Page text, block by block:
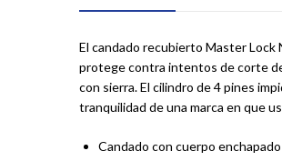
El candado recubierto Master Lock
protege contra intentos de corte
con sierra. El cilindro de 4 pines
tranquilidad de una marca en que
Candado con cuerpo